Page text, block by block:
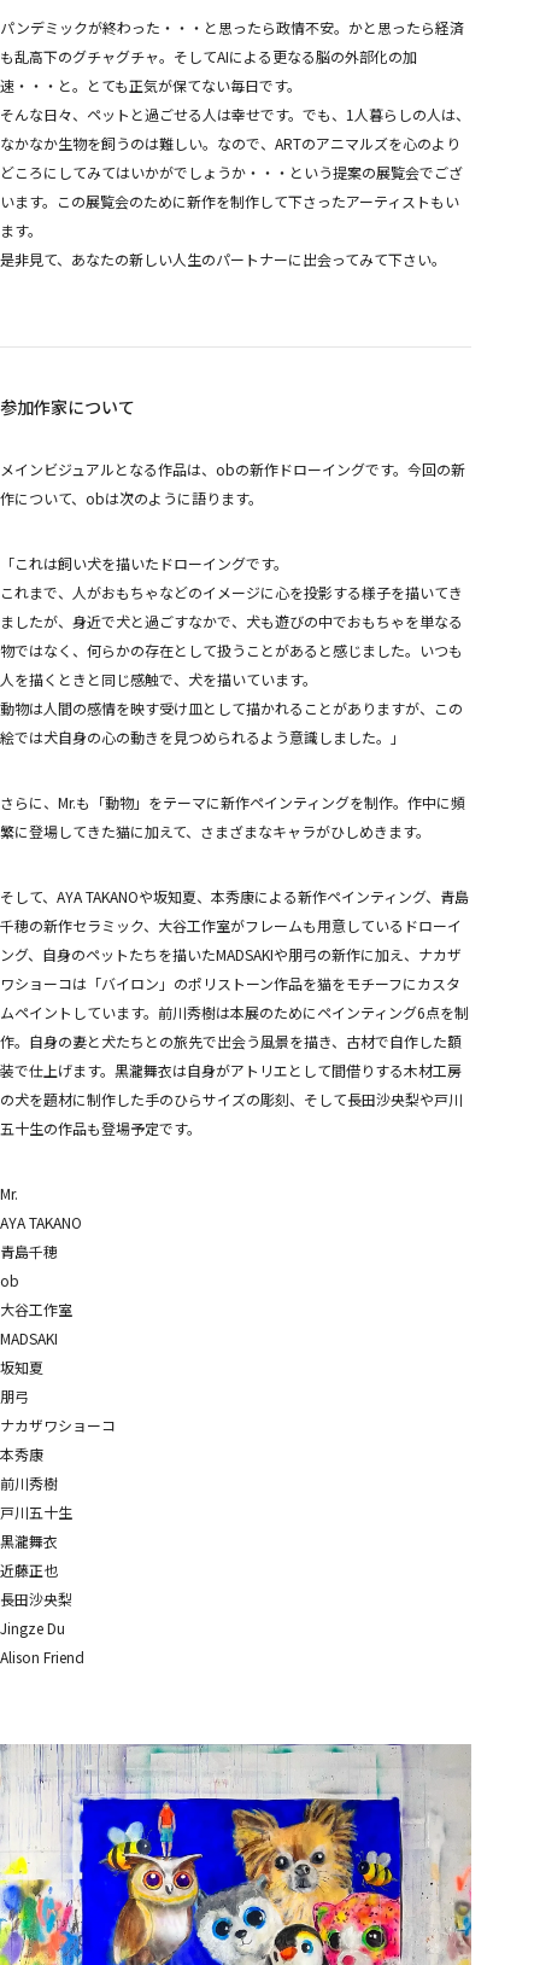
パンデミックが終わった・・・と思ったら政情不安。かと思ったら経済
も乱高下のグチャグチャ。そしてAIによる更なる脳の外部化の加
速・・・と。とても正気が保てない毎日です。
そんな日々、ペットと過ごせる人は幸せです。でも、1人暮らしの人は、
なかなか生物を飼うのは難しい。なので、ARTのアニマルズを心のより
どころにしてみてはいかがでしょうか・・・という提案の展覧会でござ
います。この展覧会のために新作を制作して下さったアーティストもい
ます。
是非見て、あなたの新しい人生のパートナーに出会ってみて下さい。
参加作家について
メインビジュアルとなる作品は、obの新作ドローイングです。今回の新
作について、obは次のように語ります。
「これは飼い犬を描いたドローイングです。
これまで、人がおもちゃなどのイメージに心を投影する様子を描いてき
ましたが、身近で犬と過ごすなかで、犬も遊びの中でおもちゃを単なる
物ではなく、何らかの存在として扱うことがあると感じました。いつも
人を描くときと同じ感触で、犬を描いています。
動物は人間の感情を映す受け皿として描かれることがありますが、この
絵では犬自身の心の動きを見つめられるよう意識しました。」
さらに、Mr.も「動物」をテーマに新作ペインティングを制作。作中に頻
繁に登場してきた猫に加えて、さまざまなキャラがひしめきます。
そして、AYA TAKANOや坂知夏、本秀康による新作ペインティング、青島
千穂の新作セラミック、大谷工作室がフレームも用意しているドローイ
ング、自身のペットたちを描いたMADSAKIや朋弓の新作に加え、ナカザ
ワショーコは「バイロン」のポリストーン作品を猫をモチーフにカスタ
ムペイントしています。前川秀樹は本展のためにペインティング6点を制
作。自身の妻と犬たちとの旅先で出会う風景を描き、古材で自作した額
装で仕上げます。黒瀧舞衣は自身がアトリエとして間借りする木材工房
の犬を題材に制作した手のひらサイズの彫刻、そして長田沙央梨や戸川
五十生の作品も登場予定です。
Mr.
AYA TAKANO
青島千穂
ob
大谷工作室
MADSAKI
坂知夏
朋弓
ナカザワショーコ
本秀康
前川秀樹
戸川五十生
黒瀧舞衣
近藤正也
長田沙央梨
Jingze Du
Alison Friend